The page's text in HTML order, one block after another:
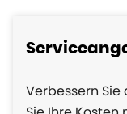
Verbessern Sie